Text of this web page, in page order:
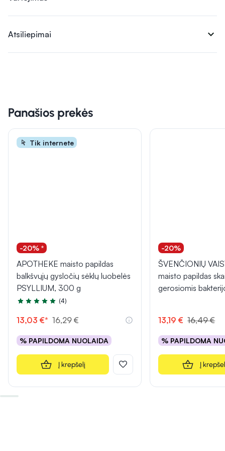
Atsiliepimai expand_more
Panašios prekės
Tik internete
-20% *
APOTHEKE maisto papildas
balkšvųjų gysločių sėklų luobelės
PSYLLIUM, 300 g
Įvertinimas 5.0 iš 5
(4)
13,03 €* 16,29 €
% PAPILDOMA NUOLAIDA
Į krepšelį
-20%
ŠVENČIONIŲ
maisto papildas
gerosiomis
13,19 € 16,49 €
% PAPILDOMA
Į